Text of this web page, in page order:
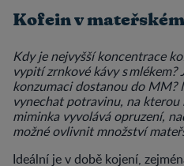
Kofein v
Kdy je nejvyšší koncentrace
vypití zrnkové kávy s
konzumaci dostanou do MM?
vynechat potravinu, na kterou
miminka vyvolává opruzení,
možné ovlivnit množství
Ideální je v době kojení,